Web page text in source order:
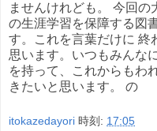
ませんけれども。 今回の
の生涯学習を保障する図
す。これを言葉だけに 終
思います。いつもみんな
を持って、これからもわ
きたいと思います。 の
itokazedayori 時刻: 17:05